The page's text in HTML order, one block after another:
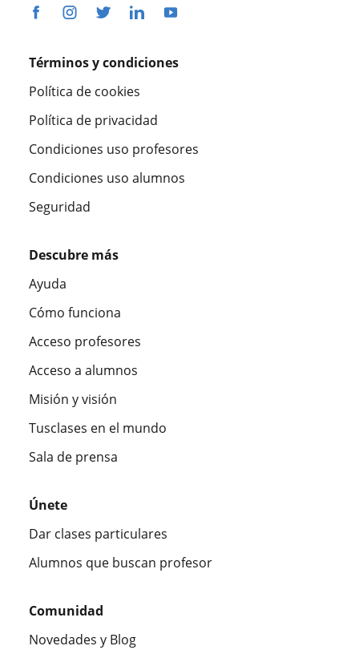
Términos y condiciones
Política de cookies
Política de privacidad
Condiciones uso profesores
Condiciones uso alumnos
Seguridad
Descubre más
Ayuda
Cómo funciona
Acceso profesores
Acceso a alumnos
Misión y visión
Tusclases en el mundo
Sala de prensa
Únete
Dar clases particulares
Alumnos que buscan profesor
Comunidad
Novedades y Blog